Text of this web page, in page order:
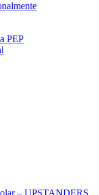
PEP
– UPSTANDERS